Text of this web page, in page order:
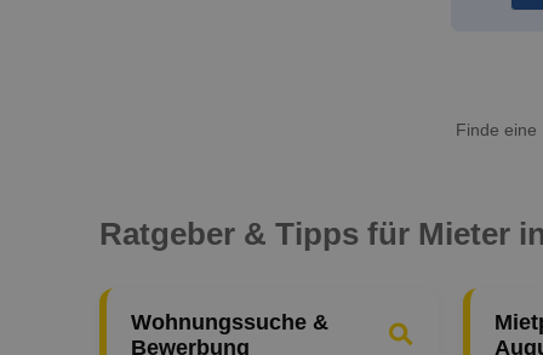
Finde eine
Ratgeber & Tipps für Mieter
Wohnungssuche &
Bewerbung